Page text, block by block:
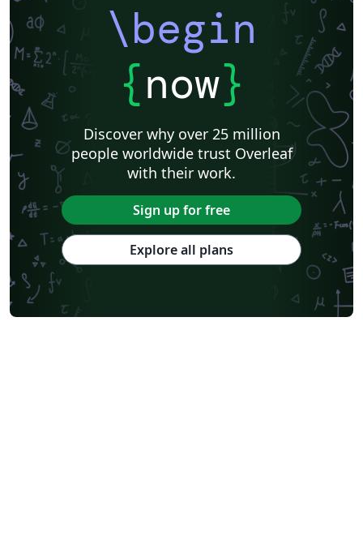
\begin
{now}
Discover why over 25 million
people worldwide trust Overleaf
with their work.
Sign up for free
Explore all plans